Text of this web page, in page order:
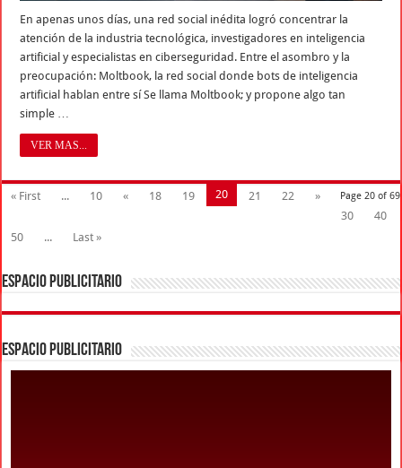
En apenas unos días, una red social inédita logró concentrar la
atención de la industria tecnológica, investigadores en inteligencia
artificial y especialistas en ciberseguridad. Entre el asombro y la
preocupación: Moltbook, la red social donde bots de inteligencia
artificial hablan entre sí Se llama Moltbook; y propone algo tan
simple …
VER MAS...
Page 20 of 69
« First ... 10 « 18 19 20 21 22
»
30
40
50
... Last »
ESPACIO PUBLICITARIO
ESPACIO PUBLICITARIO